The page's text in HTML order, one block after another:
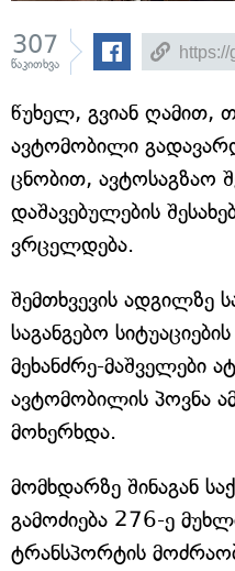
307
წაკითხვა
წუხელ, გვიან ღამით,
ავტომობილი
ცნობით, ავტოსაგზაო
დაშავებულების
ვრცელდება.
შემთხვევის ადგილზე
საგანგებო
მეხანძრე-მაშველები
ავტომობილის პოვნა
მოხერხდა.
მომხდარზე შინაგან
გამოძიება 276-ე
ტრანსპორტის